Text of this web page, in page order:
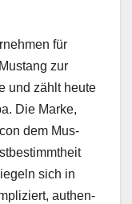
für
zur
und zählt heute
Die Marke,
dem Mus­
sich in
authen­